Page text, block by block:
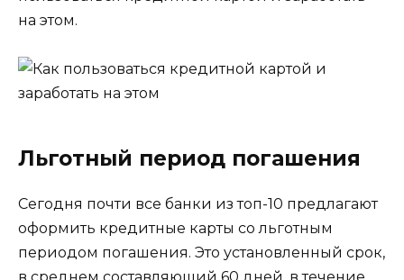
на этом.
Льготный период погашения
Сегодня почти все банки из топ-10 предлагают
оформить кредитные карты со льготным
периодом погашения. Это установленный срок,